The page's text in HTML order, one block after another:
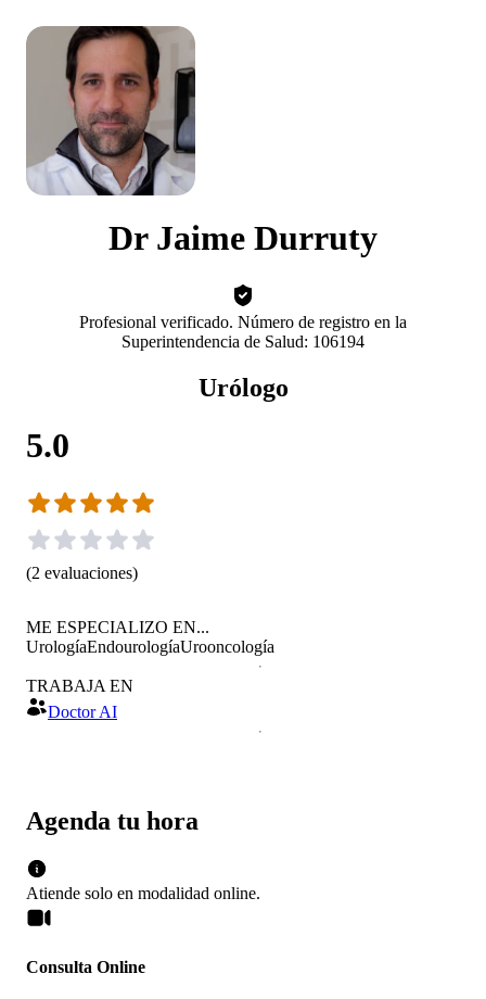
Dr Jaime Durruty
Profesional verificado. Número de registro en la
Superintendencia de Salud: 106194
Urólogo
5.0
(2 evaluaciones)
Agenda tu hora
Atiende solo en modalidad online.
Consulta Online
ME ESPECIALIZO EN...
UrologíaEndourologíaUrooncología
TRABAJA EN
Doctor AI